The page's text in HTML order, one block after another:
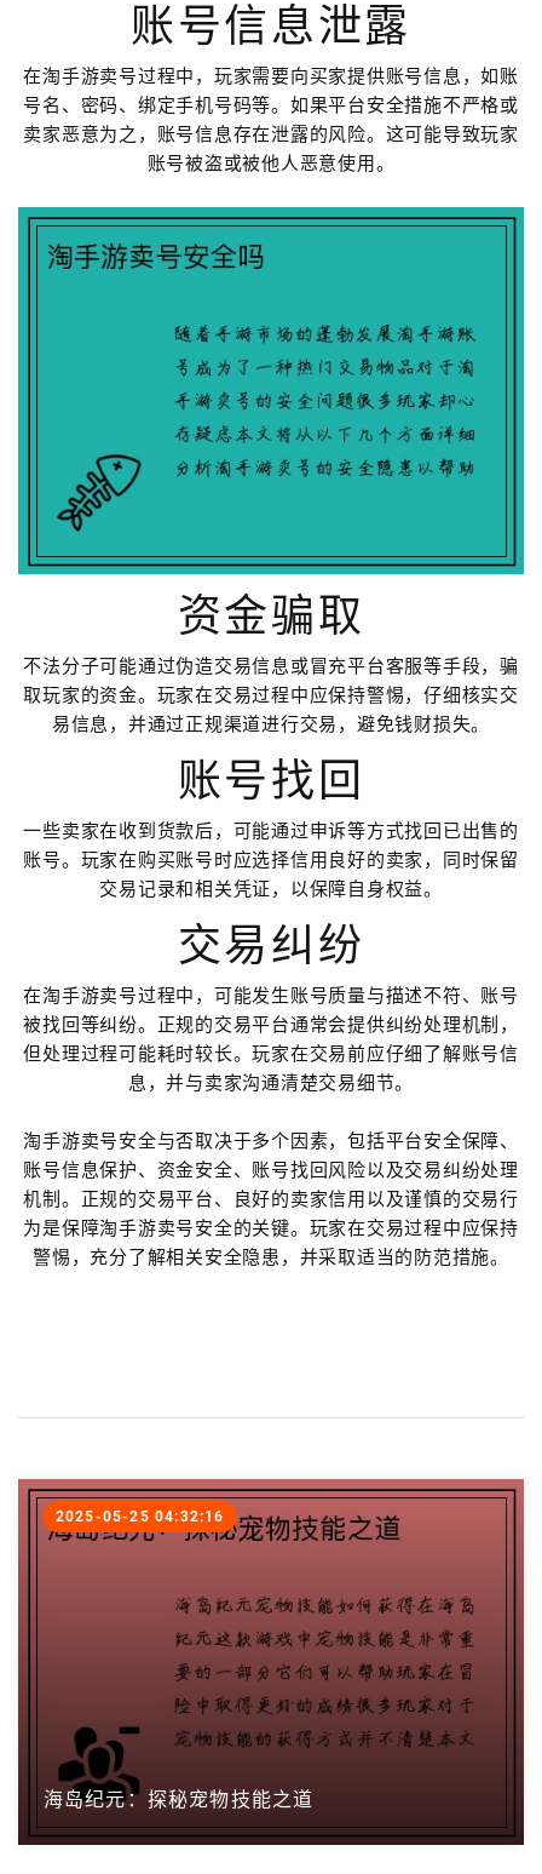
账号信息泄露
在淘手游卖号过程中，玩家需要向买家提供账号信息，如账
号名、密码、绑定手机号码等。如果平台安全措施不严格或
卖家恶意为之，账号信息存在泄露的风险。这可能导致玩家
账号被盗或被他人恶意使用。
资金骗取
不法分子可能通过伪造交易信息或冒充平台客服等手段，骗
取玩家的资金。玩家在交易过程中应保持警惕，仔细核实交
易信息，并通过正规渠道进行交易，避免钱财损失。
账号找回
一些卖家在收到货款后，可能通过申诉等方式找回已出售的
账号。玩家在购买账号时应选择信用良好的卖家，同时保留
交易记录和相关凭证，以保障自身权益。
交易纠纷
在淘手游卖号过程中，可能发生账号质量与描述不符、账号
被找回等纠纷。正规的交易平台通常会提供纠纷处理机制，
但处理过程可能耗时较长。玩家在交易前应仔细了解账号信
息，并与卖家沟通清楚交易细节。
淘手游卖号安全与否取决于多个因素，包括平台安全保障、
账号信息保护、资金安全、账号找回风险以及交易纠纷处理
机制。正规的交易平台、良好的卖家信用以及谨慎的交易行
为是保障淘手游卖号安全的关键。玩家在交易过程中应保持
警惕，充分了解相关安全隐患，并采取适当的防范措施。
海岛纪元：探秘宠物技能之道
2025-05-25 04:32:16